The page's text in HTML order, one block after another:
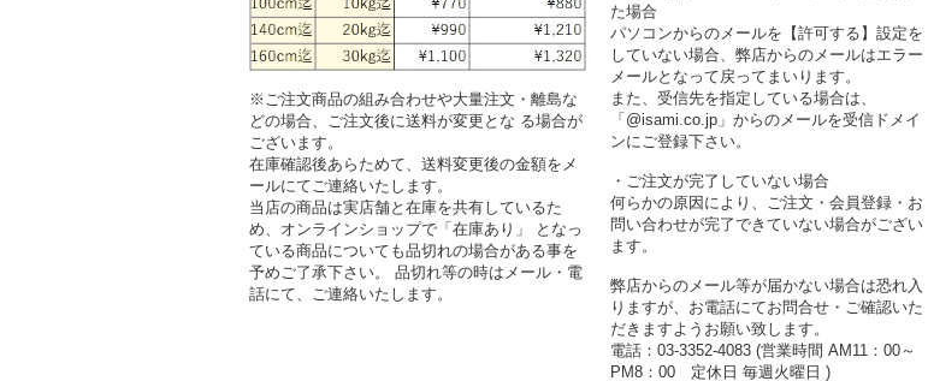
※ご注文商品の組み合わせや大量注文・離島な
どの場合、ご注文後に送料が変更とな る場合が
ございます。
在庫確認後あらためて、送料変更後の金額をメ
ールにてご連絡いたします。
当店の商品は実店舗と在庫を共有しているた
め、オンラインショップで「在庫あり」 となっ
ている商品についても品切れの場合がある事を
予めご了承下さい。 品切れ等の時はメール・電
話にて、ご連絡いたします。
た場合
パソコンからのメールを【許可する】設定を
していない場合、弊店からのメールはエラー
メールとなって戻ってまいります。
また、受信先を指定している場合は、
「@isami.co.jp」からのメールを受信ドメイ
ンにご登録下さい。
・ご注文が完了していない場合
何らかの原因により、ご注文・会員登録・お
問い合わせが完了できていない場合がござい
ます。
弊店からのメール等が届かない場合は恐れ入
りますが、お電話にてお問合せ・ご確認いた
だきますようお願い致します。
電話：03-3352-4083 (営業時間 AM11：00～
PM8：00 定休日 毎週火曜日 )